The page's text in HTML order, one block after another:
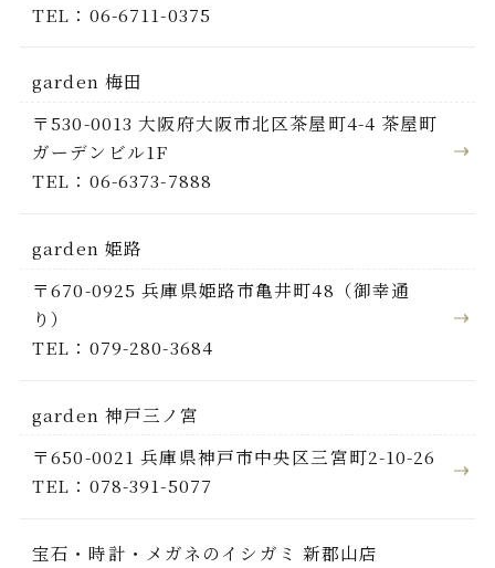
TEL：06-6711-0375
garden 梅田
〒530-0013 大阪府大阪市北区茶屋町4-4 茶屋町
ガーデンビル1F
TEL：06-6373-7888
garden 姫路
〒670-0925 兵庫県姫路市亀井町48（御幸通
り）
TEL：079-280-3684
garden 神戸三ノ宮
〒650-0021 兵庫県神戸市中央区三宮町2-10-26
TEL：078-391-5077
宝石・時計・メガネのイシガミ 新郡山店